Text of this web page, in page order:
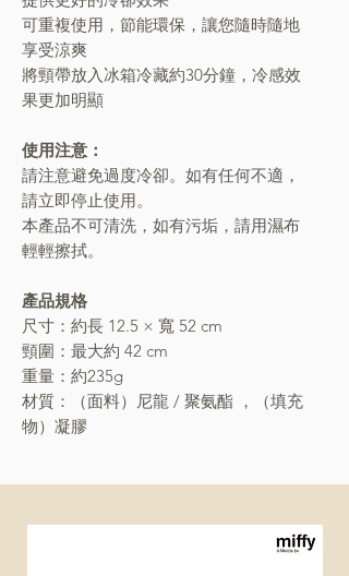
可重複使用，節能環保，讓您隨時隨地
享受涼爽
將頸帶放入冰箱冷藏約30分鐘，冷感效
果更加明顯
使用注意：
請注意避免過度冷卻。如有任何不適，
請立即停止使用。
本產品不可清洗，如有污垢，請用濕布
輕輕擦拭。
產品規格
尺寸：約長 12.5 × 寬 52 cm
頸圍：最大約 42 cm
重量：約235g
材質：（面料）尼龍 / 聚氨酯 ，（填充
物）凝膠